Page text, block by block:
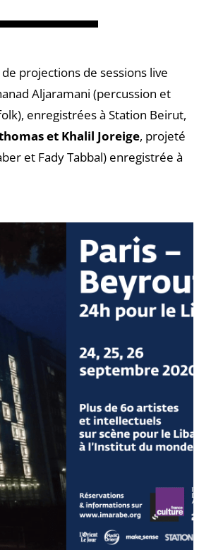
projections de sessions live
Aljaramani (percussion et
enregistrées à Station Beirut,
et Khalil Joreige, projeté
et Fady Tabbal) enregistrée à